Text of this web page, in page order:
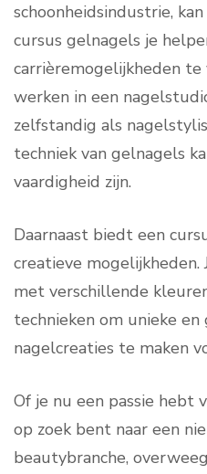
schoonheidsindustrie,
cursus gelnagels je
carrièremogelijkheden
werken in een
zelfstandig als
techniek van gelnagels
vaardigheid zijn.
Daarnaast biedt een
creatieve
met verschillende
technieken om unieke
nagelcreaties te maken
Of je nu een passie hebt
op zoek bent naar een
beautybranche,